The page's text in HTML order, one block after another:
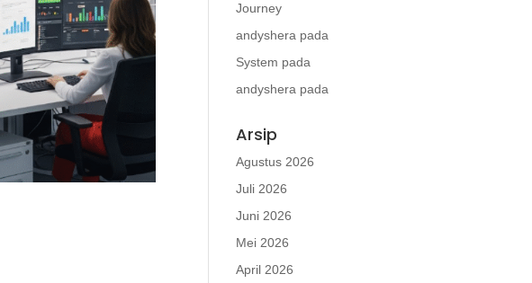
Journey
andyshera pada
System pada
andyshera pada
Arsip
Agustus 2026
Juli 2026
Juni 2026
Mei 2026
April 2026